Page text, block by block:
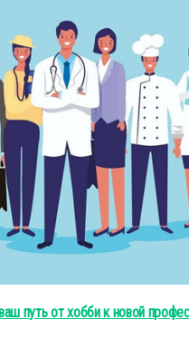
путь от хобби к новой